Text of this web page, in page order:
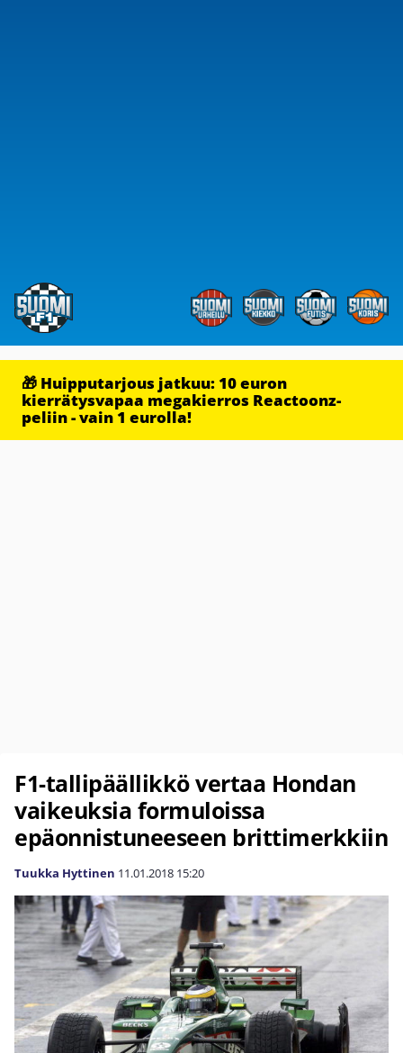
🎁 Huipputarjous jatkuu: 10 euron
kierrätysvapaa megakierros Reactoonz-
peliin - vain 1 eurolla!
F1-tallipäällikkö vertaa Hondan
vaikeuksia formuloissa
epäonnistuneeseen brittimerkkiin
Tuukka Hyttinen 11.01.2018 15:20